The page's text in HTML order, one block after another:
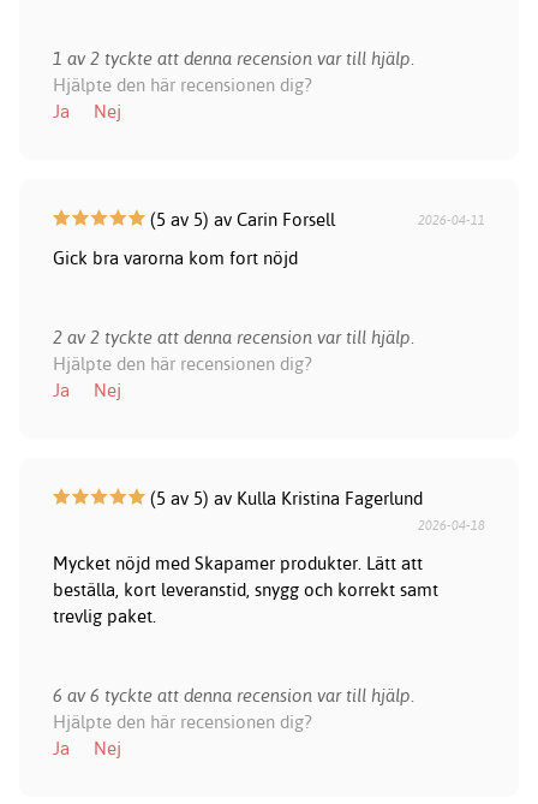
1 av 2 tyckte att denna recension var till hjälp.
Hjälpte den här recensionen dig?
Ja
Nej
(5 av 5) av Carin Forsell 2026-04-11
Gick bra varorna kom fort nöjd
2 av 2 tyckte att denna recension var till hjälp.
Hjälpte den här recensionen dig?
Ja
Nej
(5 av 5) av Kulla Kristina Fagerlund
2026-04-18
Mycket nöjd med Skapamer produkter. Lätt att
beställa, kort leveranstid, snygg och korrekt samt
trevlig paket.
6 av 6 tyckte att denna recension var till hjälp.
Hjälpte den här recensionen dig?
Ja
Nej